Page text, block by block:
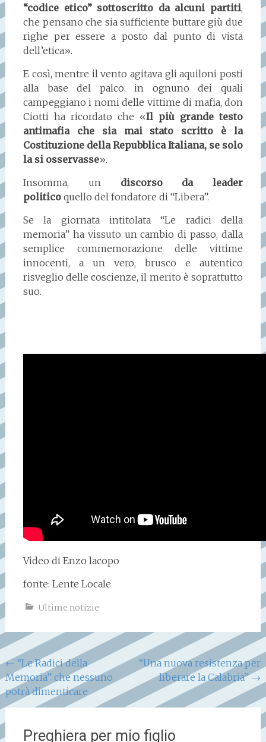
“codice etico” sottoscritto da alcuni partiti,
che pensano che sia sufficiente buttare giù due
righe per essere a posto dal punto di vista
dell’etica».
E così, mentre il vento agitava gli aquiloni posti
alla base del palco, in ognuno dei quali
campeggiano i nomi delle vittime di mafia, don
Ciotti ha ricordato che «Il più grande testo
antimafia che sia mai stato scritto è la
Costituzione della Repubblica Italiana, se solo
la si osservasse».
Insomma, un discorso da leader
politico quello del fondatore di “Libera”.
Se la giornata intitolata “Le radici della
memoria” ha vissuto un cambio di passo, dalla
semplice commemorazione delle vittime
innocenti, a un vero, brusco e autentico
risveglio delle coscienze, il merito è soprattutto
suo.
Video di Enzo lacopo
fonte: Lente Locale
Ultime notizie
Navigazione
articoli
← “Le Radici della
Memoria” che nessuno
potrà dimenticare
“Una nuova resistenza per
liberare la Calabria”→
Preghiera per mio figlio